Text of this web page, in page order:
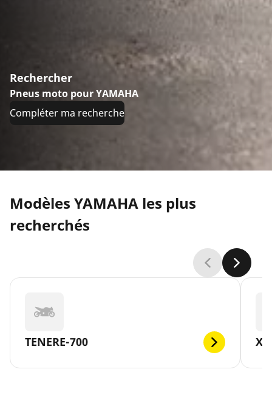
Rechercher
Pneus moto pour YAMAHA
Compléter ma recherche
Modèles YAMAHA les plus
recherchés
TENERE-700